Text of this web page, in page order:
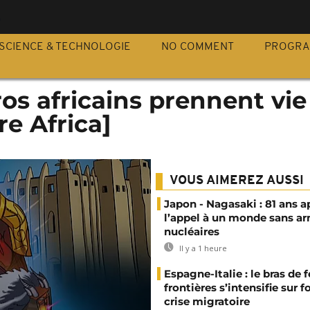
SCIENCE & TECHNOLOGIE NO COMMENT
africains prennent
Africa]
VOUS AIMEREZ AUSSI
Japon - Nagasaki : 81 ans
l’appel à un monde sans
nucléaires
Il y a 1 heure
Espagne-Italie : le bras de
frontières s’intensifie sur
crise migratoire